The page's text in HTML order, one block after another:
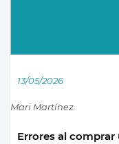
13/05/2026
Mari Martínez
Errores al